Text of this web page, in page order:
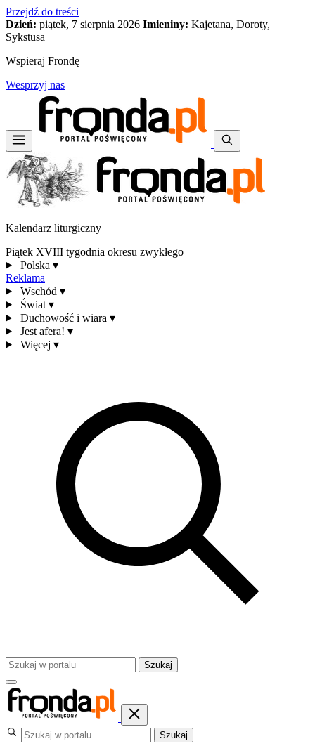
Przejdź do treści
Dzień: piątek, 7 sierpnia 2026 Imieniny: Kajetana, Doroty,
Sykstusa
Wspieraj Frondę
Wesprzyj nas
Kalendarz liturgiczny
Piątek XVIII tygodnia okresu zwykłego
Polska ▾
Reklama
Wschód ▾
Świat ▾
Duchowość i wiara ▾
Jest afera! ▾
Więcej ▾
Szukaj
Szukaj